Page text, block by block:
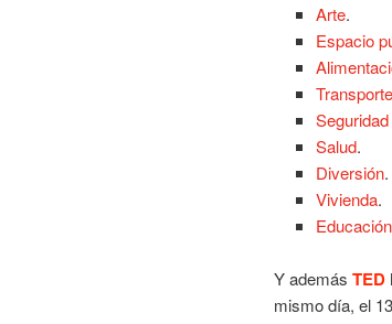
Arte.
Espacio
Transporte
Seguridad
Salud.
Diversión.
Vivienda.
Educación
Y además TED
mismo día, el